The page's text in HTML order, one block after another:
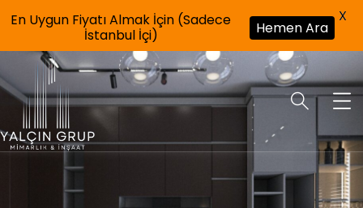
En Uygun Fiyatı Almak İçin (Sadece
İstanbul İçi)
Hemen Ara
X